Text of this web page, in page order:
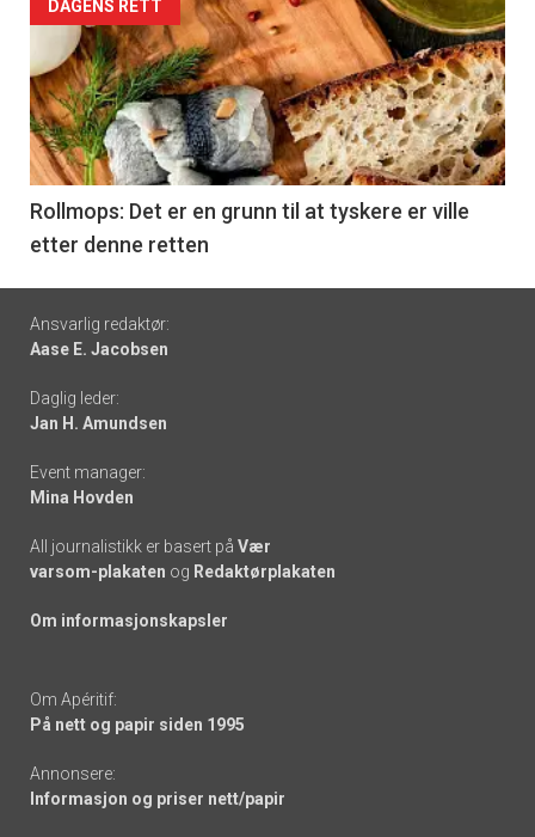
Forsiden
akkurat
nå
-
6
DAGENS RETT
Rollmops: Det er en grunn til at tyskere er ville
etter denne retten
Footer
-
links
Ansvarlig redaktør:
Aase E. Jacobsen
Daglig leder:
Jan H. Amundsen
Event manager:
Mina Hovden
All journalistikk er basert på Vær
varsom-plakaten og Redaktørplakaten
Om informasjonskapsler
Om Apéritif:
På nett og papir siden 1995
Annonsere:
Informasjon og priser nett/papir